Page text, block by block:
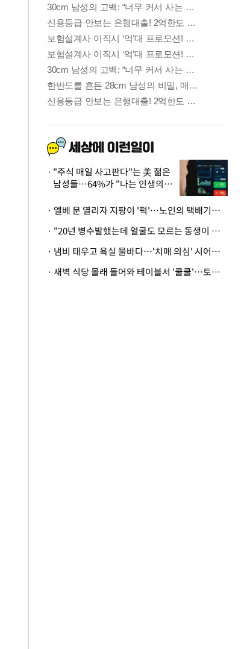
"주식 매일 사고판다"는 美 젊은
남성들…64%가 "나는 인생의
· 엘베 문 열리자 지팡이 '퍽'…노인의 택배기사 폭행 이유
· "20년 병수발했는데 얼굴도 모르는 동생이 유산 절반을"…배다른 형제 상속권 있을까
· 냄비 태우고 욕실 물바다…'치매 의심' 시어머니 검사 권유했다가 '날벼락'
· 새벽 식당 몰래 들어와 테이블서 '쿨쿨'…토사물 남기고 사라진 남성